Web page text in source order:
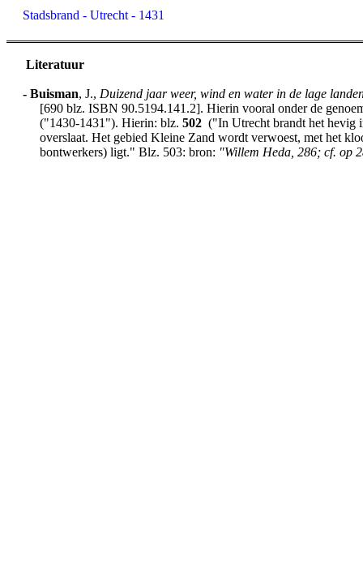
Stadsbrand - Utrecht - 1431
Literatuur
- Buisman, J., Duizend jaar weer, wind en water in de lage
[690 blz. ISBN 90.5194.141.2]. Hierin vooral onder de
("1430-1431"). Hierin: blz.502 ("In Utrecht brandt het hevig
overslaat. Het gebied Kleine Zand wordt verwoest, met het
bontwerkers) ligt." Blz. 503: bron: "Willem Heda, 286; cf. op